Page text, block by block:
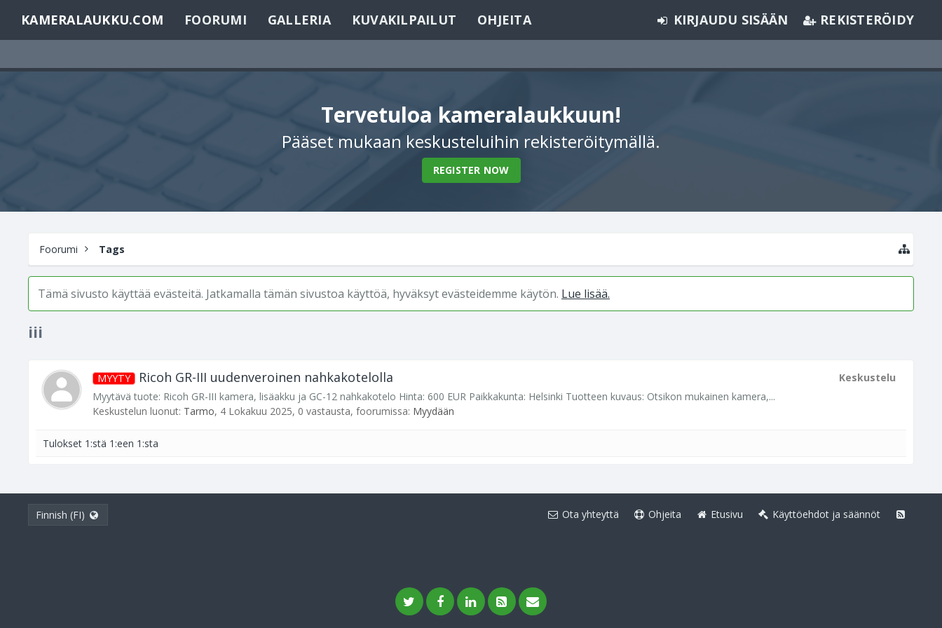
KAMERALAUKKU.COM FOORUMI GALLERIA KUVAKILPAILUT OHJEITA KIRJAUDU SISÄÄN REKISTERÖIDY
Tervetuloa kameralaukkuun!
Pääset mukaan keskusteluihin rekisteröitymällä.
REGISTER NOW
Foorumi Tags
Tämä sivusto käyttää evästeitä. Jatkamalla tämän sivustoa käyttöä, hyväksyt evästeidemme käytön. Lue lisää.
iii
Keskustelu
MYYTY Ricoh GR-III uudenveroinen nahkakotelolla
Myytävä tuote: Ricoh GR-III kamera, lisäakku ja GC-12 nahkakotelo Hinta: 600 EUR Paikkakunta: Helsinki Tuotteen kuvaus: Otsikon mukainen kamera,...
Keskustelun luonut: Tarmo, 4 Lokakuu 2025, 0 vastausta, foorumissa: Myydään
Tulokset 1:stä 1:een 1:sta
Finnish (FI) Ota yhteyttä Ohjeita Etusivu Käyttöehdot ja säännöt